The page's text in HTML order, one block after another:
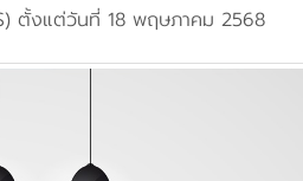
ตั้งแต่วันที่ 18 พฤษภาคม 2568